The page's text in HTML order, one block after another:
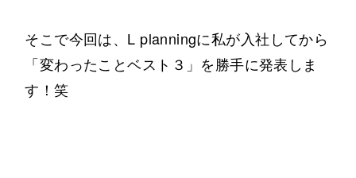
そこで今回は、L planningに私が入社してから
「変わったことベスト３」を勝手に発表しま
す！笑